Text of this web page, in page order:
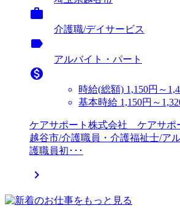

介護職/デイサービス
label
アルバイト・パート

時給(総額) 1,150円～
基本時給 1,150円～
ケアサポート株式会社 ケアサポ
越谷市/介護職員・介護福祉士/ア
護職員初･･･
